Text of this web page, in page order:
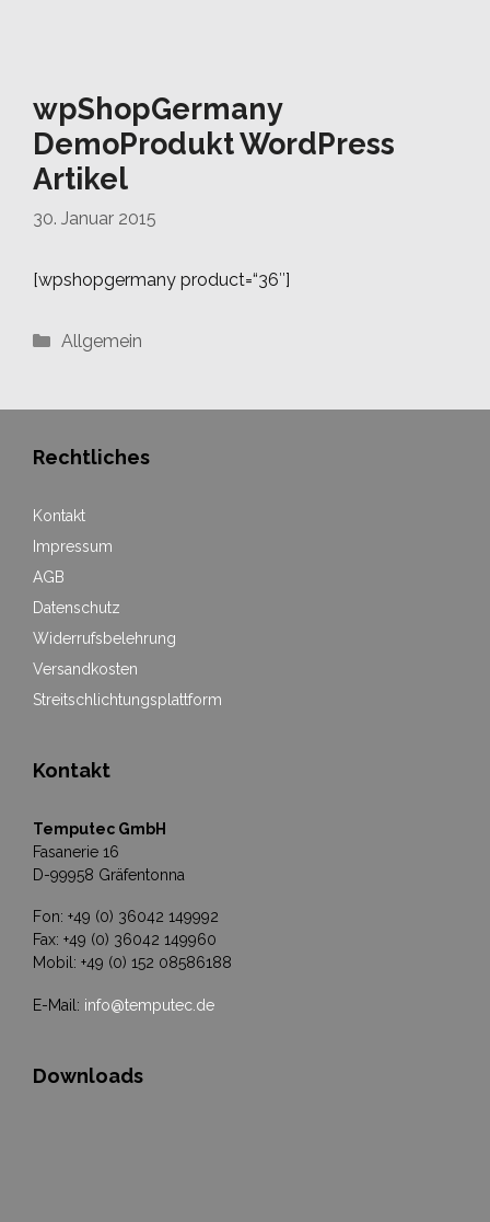
wpShopGermany
DemoProdukt WordPress
Artikel
30. Januar 2015
[wpshopgermany product=“36″]
Kategorien
Allgemein
Rechtliches
Kontakt
Impressum
AGB
Datenschutz
Widerrufsbelehrung
Versandkosten
Streitschlichtungsplattform
Kontakt
Temputec GmbH
Fasanerie 16
D-99958 Gräfentonna
Fon: +49 (0) 36042 149992
Fax: +49 (0) 36042 149960
Mobil: +49 (0) 152 08586188
E-Mail: info@temputec.de
Downloads